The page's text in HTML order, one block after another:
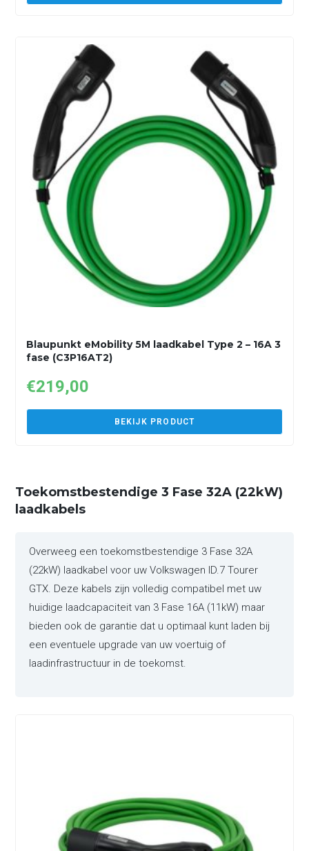
Blaupunkt eMobility 5M laadkabel Type 2 – 16A 3
fase (C3P16AT2)
€219,00
BEKIJK PRODUCT
Toekomstbestendige 3 Fase 32A (22kW)
laadkabels
Overweeg een toekomstbestendige 3 Fase 32A
(22kW) laadkabel voor uw Volkswagen ID.7 Tourer
GTX. Deze kabels zijn volledig compatibel met uw
huidige laadcapaciteit van 3 Fase 16A (11kW) maar
bieden ook de garantie dat u optimaal kunt laden bij
een eventuele upgrade van uw voertuig of
laadinfrastructuur in de toekomst.